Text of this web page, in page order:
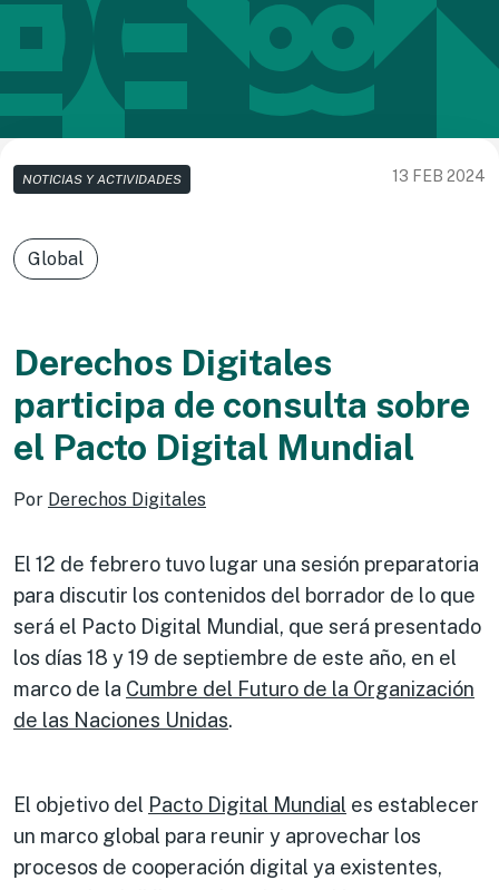
NOTICIAS Y ACTIVIDADES 13 FEB 2024
Global
Derechos Digitales
participa de consulta sobre
el Pacto Digital Mundial
Por Derechos Digitales
El 12 de febrero tuvo lugar una sesión preparatoria
para discutir los contenidos del borrador de lo que
será el Pacto Digital Mundial, que será presentado
los días 18 y 19 de septiembre de este año, en el
marco de la Cumbre del Futuro de la Organización
de las Naciones Unidas.
El objetivo del Pacto Digital Mundial es establecer
un marco global para reunir y aprovechar los
procesos de cooperación digital ya existentes,